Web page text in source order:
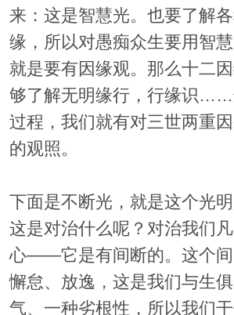
来：这是智慧光。也要了解
缘，所以对愚痴众生要用智
就是要有因缘观。那么十二
够了解无明缘行，行缘识……
过程，我们就有对三世两重
的观照。
下面是不断光，就是这个光明
这是对治什么呢？对治我们
心——它是有间断的。这个间
懈怠、放逸，这是我们与生
气、一种劣根性，所以我们